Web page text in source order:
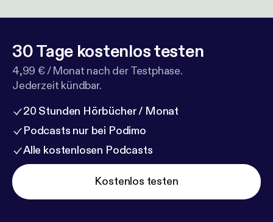
30 Tage kostenlos testen
4,99 € / Monat nach der Testphase.
Jederzeit kündbar.
20 Stunden Hörbücher / Monat
Podcasts nur bei Podimo
Alle kostenlosen Podcasts
Kostenlos testen